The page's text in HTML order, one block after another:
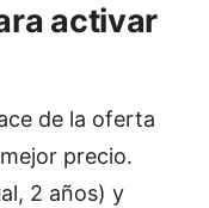
activar
de la oferta
precio.
2 años) y